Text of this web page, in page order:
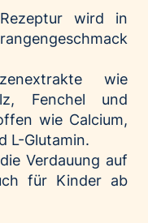
wird in
wie
Fenchel und
wie Calcium,
L-Glutamin.
Verdauung auf
für Kinder ab